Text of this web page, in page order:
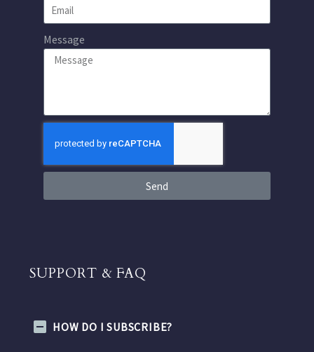
Message
Send
SUPPORT & FAQ
HOW DO I SUBSCRIBE?